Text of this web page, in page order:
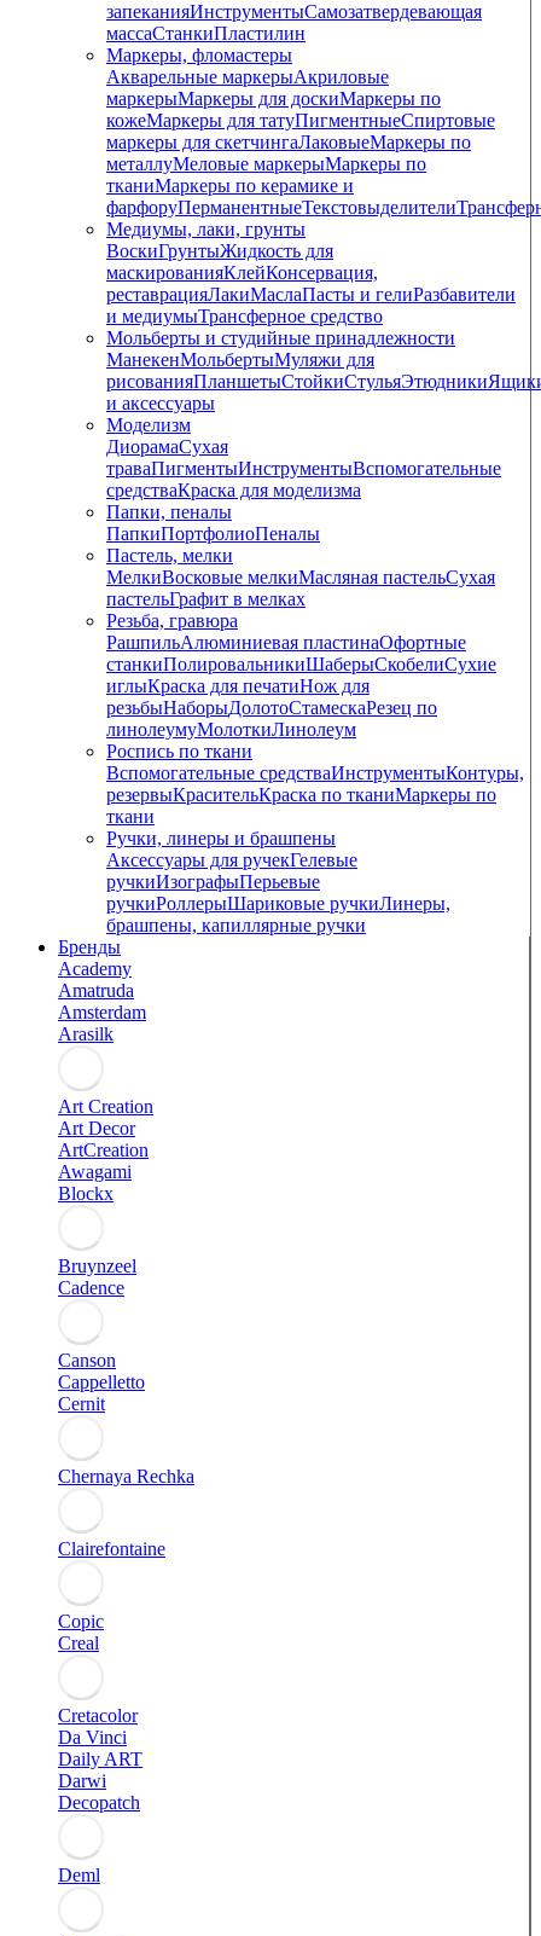
запеканияИнструментыСамозатвердевающая
массаСтанкиПластилин
Маркеры, фломастеры
Акварельные маркерыАкриловые
маркерыМаркеры для доскиМаркеры по
кожеМаркеры для татуПигментныеCпиртовые
маркеры для скетчингаЛаковыеМаркеры по
металлуМеловые маркерыМаркеры по
тканиМаркеры по керамике и
фарфоруПерманентныеТекстовыделители
Медиумы, лаки, грунты
ВоскиГрунтыЖидкость для
маскированияКлейКонсервация,
реставрацияЛакиМаслаПасты и гелиРазбавители
и медиумыТрансферное средство
Мольберты и студийные принадлежности
МанекенМольбертыМуляжи для
рисованияПланшетыСтойкиСтульяЭтюдники
и аксессуары
Моделизм
ДиорамаСухая
траваПигментыИнструментыВспомогательные
средстваКраска для моделизма
Папки, пеналы
ПапкиПортфолиоПеналы
Пастель, мелки
МелкиВосковые мелкиМасляная пастельСухая
пастельГрафит в мелках
Резьба, гравюра
РашпильАлюминиевая пластинаОфортные
станкиПолировальникиШаберыСкобелиСухие
иглыКраска для печатиНож для
резьбыНаборыДолотоСтамескаРезец по
линолеумуМолоткиЛинолеум
Роспись по ткани
Вспомогательные средстваИнструментыКонтуры,
резервыКрасительКраска по тканиМаркеры по
ткани
Ручки, линеры и брашпены
Аксессуары для ручекГелевые
ручкиИзографыПерьевые
ручкиРоллерыШариковые ручкиЛинеры,
брашпены, капиллярные ручки
Бренды
Academy
Amatruda
Amsterdam
Arasilk
Art Creation
Art Decor
ArtCreation
Awagami
Blockx
Bruynzeel
Cadence
Canson
Cappelletto
Cernit
Chernaya Rechka
Clairefontaine
Copic
Creal
Cretacolor
Da Vinci
Daily ART
Darwi
Decopatch
Deml